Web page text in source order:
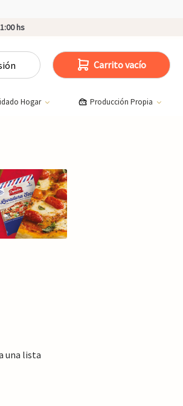
hs
Carrito vacío
Hogar Producción Propia
una lista